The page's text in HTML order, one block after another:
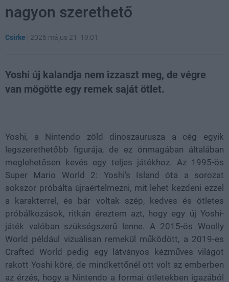
nagyon szerethető
Csirke | 2026 május 21. 19:01
Yoshi új kalandja nem izzaszt meg, de végre
van mögötte egy remek saját ötlet.
Yoshi, a Nintendo zöld dinoszaurusza a cég egyik
legszerethetőbb figurája, de ez önmagában általában
meglehetősen kevés egy teljes játékhoz. Az 1995-ös
Super Mario World 2: Yoshi's Island óta a sorozat
sokszor próbálta újraértelmezni, mit lehet kezdeni ezzel
a karakterrel, és bár voltak szép, kedves és ötletes
próbálkozások, ritkán éreztem azt, hogy egy új Yoshi-
játék valóban szükségszerű lenne. A 2015-ös Woolly
World például vizuálisan remekül működött, a 2019-es
Crafted World pedig egy látványos kézműves világot
rakott Yoshi köré, de mindkettőnél ott volt az emberben
az érzés, hogy a Nintendo a formai ötletekben igazából